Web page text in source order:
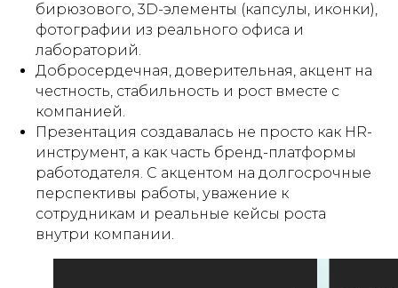
бирюзового, 3D-элементы (капсулы, иконки),
фотографии из реального офиса и
лабораторий.
Добросердечная, доверительная, акцент на
честность, стабильность и рост вместе с
компанией.
Презентация создавалась не просто как HR-
инструмент, а как часть бренд-платформы
работодателя. С акцентом на долгосрочные
перспективы работы, уважение к
сотрудникам и реальные кейсы роста
внутри компании.